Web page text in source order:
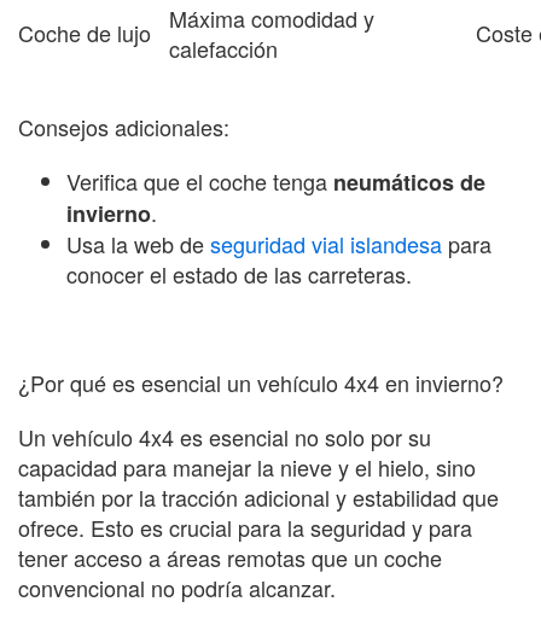
Coche de lujo
Máxima comodidad y
calefacción
Coste
Consejos adicionales:
Verifica que el coche tenga neumáticos de
invierno.
Usa la web deseguridad vial islandesa para
conocer el estado de las carreteras.
¿Por qué es esencial un vehículo 4x4 en invierno?
Un vehículo 4x4 es esencial no solo por su
capacidad para manejar la nieve y el hielo, sino
también por la tracción adicional y estabilidad que
ofrece. Esto es crucial para la seguridad y para
tener acceso a áreas remotas que un coche
convencional no podría alcanzar.